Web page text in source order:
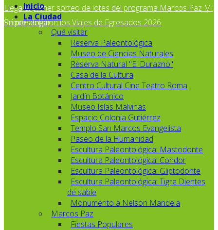
Llega el primer sorteo de lotes del programa Marcos Paz Mi
Primer Hogar
Se presentaron los Viajes de Egresados 2026
Inicio
La Ciudad
Qué visitar
Reserva Paleontológica
Museo de Ciencias Naturales
Reserva Natural "El Durazno"
Casa de la Cultura
Centro Cultural Cine Teatro Roma
Jardín Botánico
Museo Islas Malvinas
Espacio Colonia Gutiérrez
Templo San Marcos Evangelista
Paseo de la Humanidad
Escultura Paleontológica: Mastodonte
Escultura Paleontológica: Condor
Escultura Paleontológica: Gliptodonte
Escultura Paleontológica: Tigre Dientes
de sable
Monumento a Nelson Mandela
Marcos Paz
Fiestas Populares